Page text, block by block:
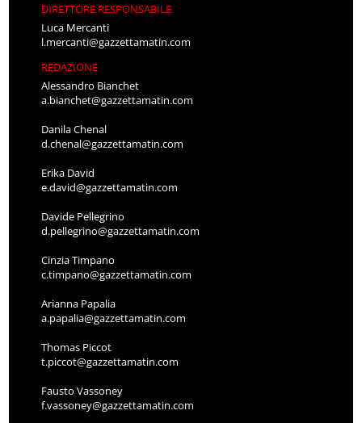
DIRETTORE RESPONSABILE
Luca Mercanti
l.mercanti@gazzettamatin.com
REDAZIONE
Alessandro Bianchet
a.bianchet@gazzettamatin.com
Danila Chenal
d.chenal@gazzettamatin.com
Erika David
e.david@gazzettamatin.com
Davide Pellegrino
d.pellegrino@gazzettamatin.com
Cinzia Timpano
c.timpano@gazzettamatin.com
Arianna Papalia
a.papalia@gazzettamatin.com
Thomas Piccot
t.piccot@gazzettamatin.com
Fausto Vassoney
f.vassoney@gazzettamatin.com